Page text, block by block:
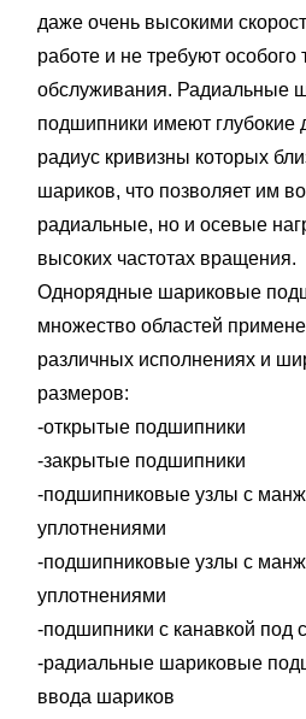
даже очень высокими
работе и не требуют особого
обслуживания. Радиальные
подшипники имеют глубокие
радиус кривизны которых
шариков, что позволяет им
радиальные, но и осевые
высоких частотах вращения.
Однорядные шариковые
множество областей
различных исполнениях и
размеров:
-открытые подшипники
-закрытые подшипники
-подшипниковые узлы с
уплотнениями
-подшипниковые узлы с
уплотнениями
-подшипники с канавкой под
-радиальные шариковые
ввода шариков